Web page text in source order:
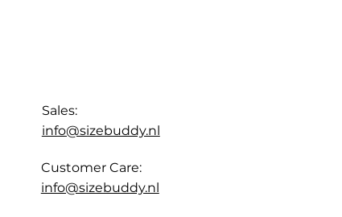
Sales:
info@sizebuddy.nl
Customer Care:
info@sizebuddy.nl